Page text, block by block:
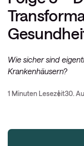
Wie sicher sind
Krankenhäusern?
1 Minuten Lesezeit30.